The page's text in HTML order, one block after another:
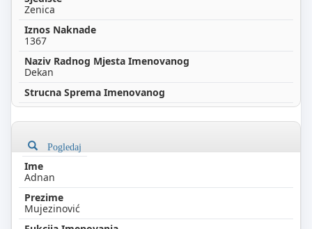
Zenica
1367
Dekan
Pogledaj
Adnan
Mujezinović